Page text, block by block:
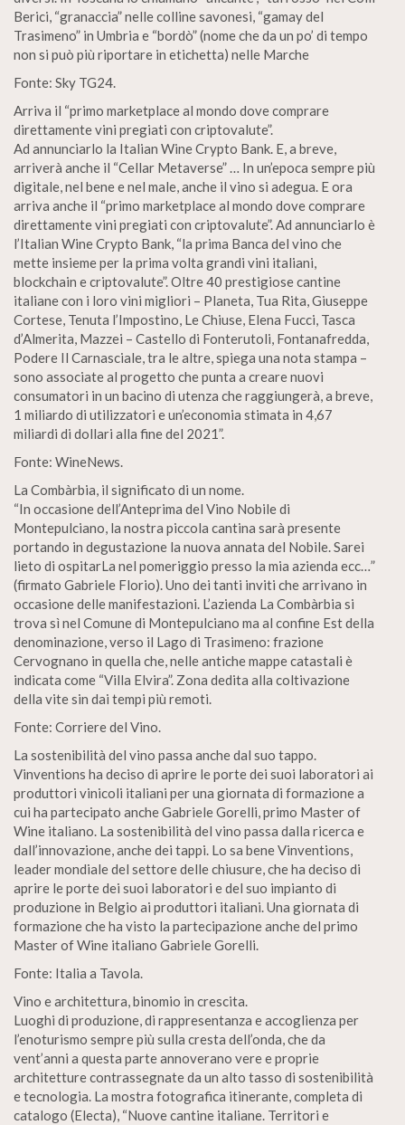
Berici, “granaccia” nelle colline savonesi, “gamay del
Trasimeno” in Umbria e “bordò” (nome che da un po’ di tempo
non si può più riportare in etichetta) nelle Marche
Fonte: Sky TG24.
Arriva il “primo marketplace al mondo dove comprare
direttamente vini pregiati con criptovalute”.
Ad annunciarlo la Italian Wine Crypto Bank. E, a breve,
arriverà anche il “Cellar Metaverse” … In un’epoca sempre più
digitale, nel bene e nel male, anche il vino si adegua. E ora
arriva anche il “primo marketplace al mondo dove comprare
direttamente vini pregiati con criptovalute”. Ad annunciarlo è
l’Italian Wine Crypto Bank, “la prima Banca del vino che
mette insieme per la prima volta grandi vini italiani,
blockchain e criptovalute”. Oltre 40 prestigiose cantine
italiane con i loro vini migliori – Planeta, Tua Rita, Giuseppe
Cortese, Tenuta l’Impostino, Le Chiuse, Elena Fucci, Tasca
d’Almerita, Mazzei – Castello di Fonterutoli, Fontanafredda,
Podere Il Carnasciale, tra le altre, spiega una nota stampa –
sono associate al progetto che punta a creare nuovi
consumatori in un bacino di utenza che raggiungerà, a breve,
1 miliardo di utilizzatori e un’economia stimata in 4,67
miliardi di dollari alla fine del 2021”.
Fonte: WineNews.
La Combàrbia, il significato di un nome.
“In occasione dell’Anteprima del Vino Nobile di
Montepulciano, la nostra piccola cantina sarà presente
portando in degustazione la nuova annata del Nobile. Sarei
lieto di ospitarLa nel pomeriggio presso la mia azienda ecc…”
(firmato Gabriele Florio). Uno dei tanti inviti che arrivano in
occasione delle manifestazioni. L’azienda La Combàrbia si
trova sì nel Comune di Montepulciano ma al confine Est della
denominazione, verso il Lago di Trasimeno: frazione
Cervognano in quella che, nelle antiche mappe catastali è
indicata come “Villa Elvira”. Zona dedita alla coltivazione
della vite sin dai tempi più remoti.
Fonte: Corriere del Vino.
La sostenibilità del vino passa anche dal suo tappo.
Vinventions ha deciso di aprire le porte dei suoi laboratori ai
produttori vinicoli italiani per una giornata di formazione a
cui ha partecipato anche Gabriele Gorelli, primo Master of
Wine italiano. La sostenibilità del vino passa dalla ricerca e
dall’innovazione, anche dei tappi. Lo sa bene Vinventions,
leader mondiale del settore delle chiusure, che ha deciso di
aprire le porte dei suoi laboratori e del suo impianto di
produzione in Belgio ai produttori italiani. Una giornata di
formazione che ha visto la partecipazione anche del primo
Master of Wine italiano Gabriele Gorelli.
Fonte: Italia a Tavola.
Vino e architettura, binomio in crescita.
Luoghi di produzione, di rappresentanza e accoglienza per
l’enoturismo sempre più sulla cresta dell’onda, che da
vent’anni a questa parte annoverano vere e proprie
architetture contrassegnate da un alto tasso di sostenibilità
e tecnologia. La mostra fotografica itinerante, completa di
catalogo (Electa), “Nuove cantine italiane. Territori e